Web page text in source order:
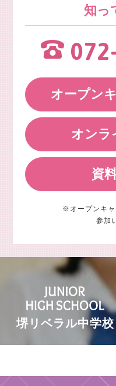
知っ
オープン
オンラ
資
※オープンキャ
参加
堺リベラル中学校